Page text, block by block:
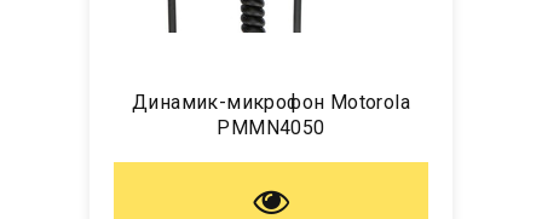
Динамик-микрофон Motorola
PMMN4050